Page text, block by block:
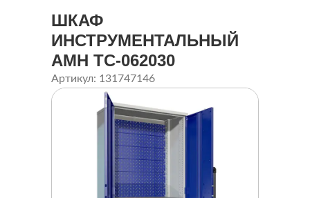
ШКАФ
ИНСТРУМЕНТАЛЬНЫЙ
AMH TC-062030
Артикул: 131747146